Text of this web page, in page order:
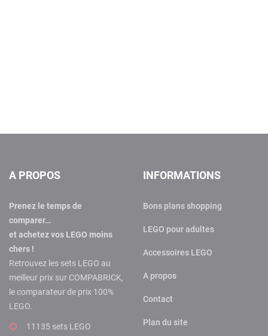
A PROPOS
Prenez le temps de
comparer…
et achetez vos LEGO moins
chers !
Retrouvez les sets LEGO au
meilleur prix sur COMPABRICK,
le comparateur de prix 100%
LEGO.
11135 sets LEGO
INFORMATIONS
Bons plans shopping
LEGO pour adultes
Accessoires LEGO
A propos
Contact
Plan du site